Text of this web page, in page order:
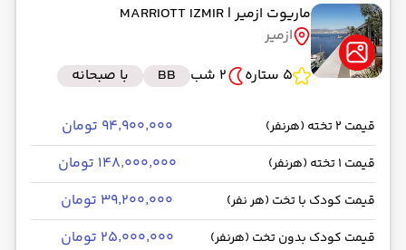
ماریوت ازمیر| MARRIOTT IZMIR
ازمیر
5 ستاره
2 شب BB با صبحانه
قیمت 2 تخته (هرنفر) ۹۴٬۹۰۰٬۰۰۰ تومان
قیمت 1 تخته (هرنفر) ۱۴۸٬۰۰۰٬۰۰۰ تومان
قیمت کودک با تخت (هر نفر) ۳۹٬۲۰۰٬۰۰۰ تومان
قیمت کودک بدون تخت (هرنفر) ۲۵٬۰۰۰٬۰۰۰ تومان